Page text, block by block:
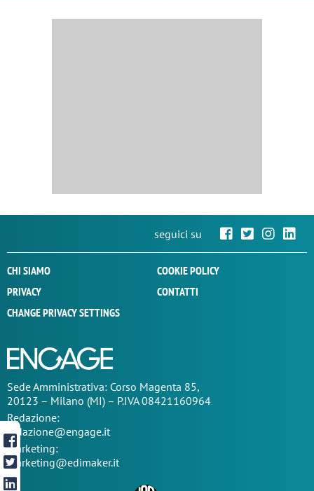
seguici su
CHI SIAMO
COOKIE POLICY
PRIVACY
CONTATTI
CHANGE PRIVACY SETTINGS
SedeAmministrativa: Corso Magenta 85,
20123 – Milano (MI) – P.IVA 08421160964
Redazione:
redazione@engage.it
Marketing:
marketing@edimaker.it